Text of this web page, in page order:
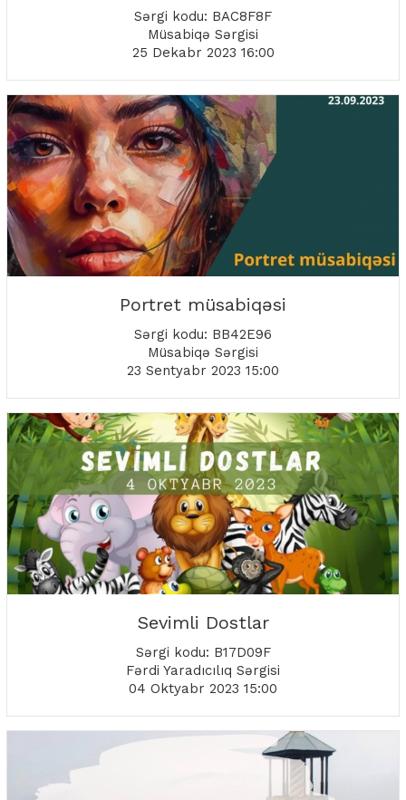
Sərgi kodu: BAC8F8F
Müsabiqə Sərgisi
25 Dekabr 2023 16:00
Portret müsabiqəsi
Sərgi kodu: BB42E96
Müsabiqə Sərgisi
23 Sentyabr 2023 15:00
Sevimli Dostlar
Sərgi kodu: B17D09F
Fərdi Yaradıcılıq Sərgisi
04 Oktyabr 2023 15:00